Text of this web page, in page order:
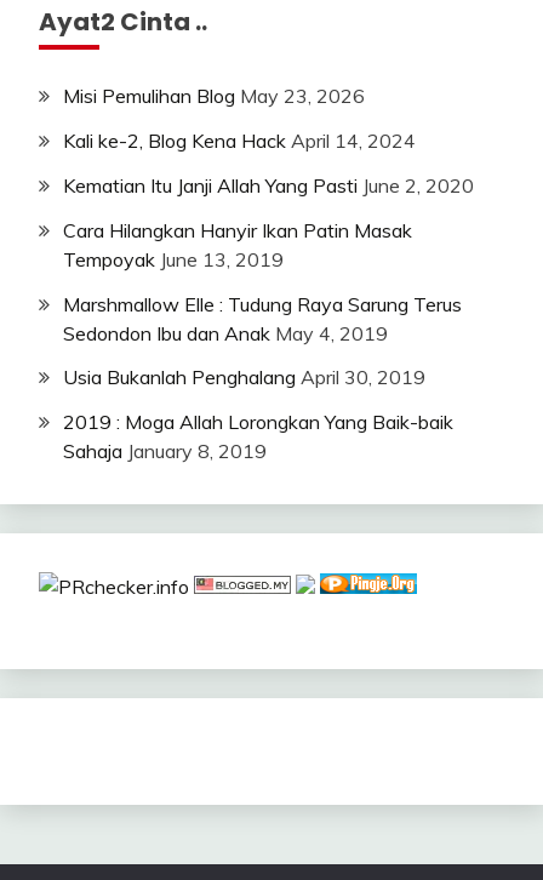
Ayat2 Cinta ..
Misi Pemulihan Blog May 23, 2026
Kali ke-2, Blog Kena Hack April 14, 2024
Kematian Itu Janji Allah Yang Pasti June 2, 2020
Cara Hilangkan Hanyir Ikan Patin Masak
Tempoyak June 13, 2019
Marshmallow Elle : Tudung Raya Sarung Terus
Sedondon Ibu dan Anak May 4, 2019
Usia Bukanlah Penghalang April 30, 2019
2019 : Moga Allah Lorongkan Yang Baik-baik
Sahaja January 8, 2019